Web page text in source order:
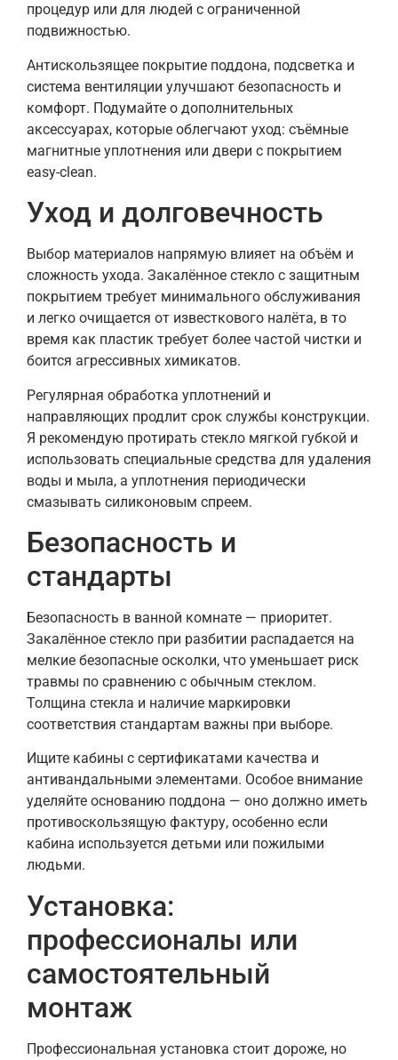
процедур или для людей с ограниченной
подвижностью.
Антискользящее покрытие поддона, подсветка и
система вентиляции улучшают безопасность и
комфорт. Подумайте о дополнительных
аксессуарах, которые облегчают уход: съёмные
магнитные уплотнения или двери с покрытием
easy-clean.
Уход и долговечность
Выбор материалов напрямую влияет на объём и
сложность ухода. Закалённое стекло с защитным
покрытием требует минимального обслуживания
и легко очищается от известкового налёта, в то
время как пластик требует более частой чистки и
боится агрессивных химикатов.
Регулярная обработка уплотнений и
направляющих продлит срок службы конструкции.
Я рекомендую протирать стекло мягкой губкой и
использовать специальные средства для удаления
воды и мыла, а уплотнения периодически
смазывать силиконовым спреем.
Безопасность и
стандарты
Безопасность в ванной комнате — приоритет.
Закалённое стекло при разбитии распадается на
мелкие безопасные осколки, что уменьшает риск
травмы по сравнению с обычным стеклом.
Толщина стекла и наличие маркировки
соответствия стандартам важны при выборе.
Ищите кабины с сертификатами качества и
антивандальными элементами. Особое внимание
уделяйте основанию поддона — оно должно иметь
противоскользящую фактуру, особенно если
кабина используется детьми или пожилыми
людьми.
Установка:
профессионалы или
самостоятельный
монтаж
Профессиональная установка стоит дороже, но